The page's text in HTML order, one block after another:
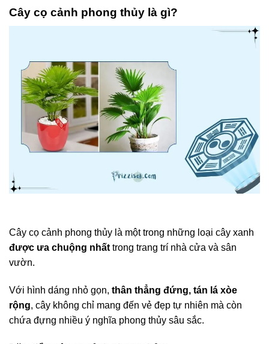
Cây cọ cảnh phong thủy là gì?
Cây cọ cảnh phong thủy là một trong những loại cây xanh
được ưa chuộng nhất trong trang trí nhà cửa và sân
vườn.
Với hình dáng nhỏ gọn, thân thẳng đứng, tán lá xòe
rộng, cây không chỉ mang đến vẻ đẹp tự nhiên mà còn
chứa đựng nhiều ý nghĩa phong thủy sâu sắc.